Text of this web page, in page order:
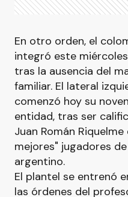
En otro orden, el
integró este
tras la ausencia del
familiar. El lateral
comenzó hoy su
entidad, tras ser
Juan Román
mejores" jugadores
argentino.
El plantel se entrenó
las órdenes del